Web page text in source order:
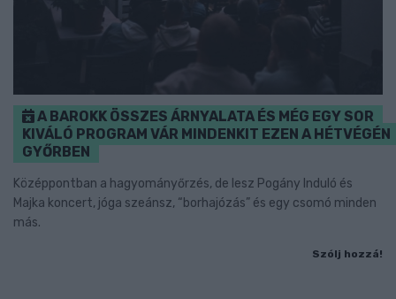
A BAROKK ÖSSZES ÁRNYALATA ÉS MÉG EGY SOR
KIVÁLÓ PROGRAM VÁR MINDENKIT EZEN A HÉTVÉGÉN
GYŐRBEN
Középpontban a hagyományőrzés, de lesz Pogány Induló és
Majka koncert, jóga szeánsz, “borhajózás” és egy csomó minden
más.
Szólj hozzá!